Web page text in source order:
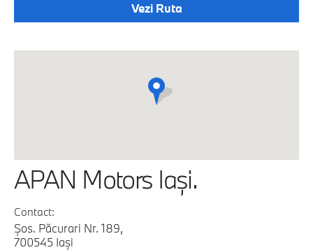
Vezi Ruta
APAN Motors Iaşi.
Contact:
Şos. Păcurari Nr. 189,
700545 Iaşi